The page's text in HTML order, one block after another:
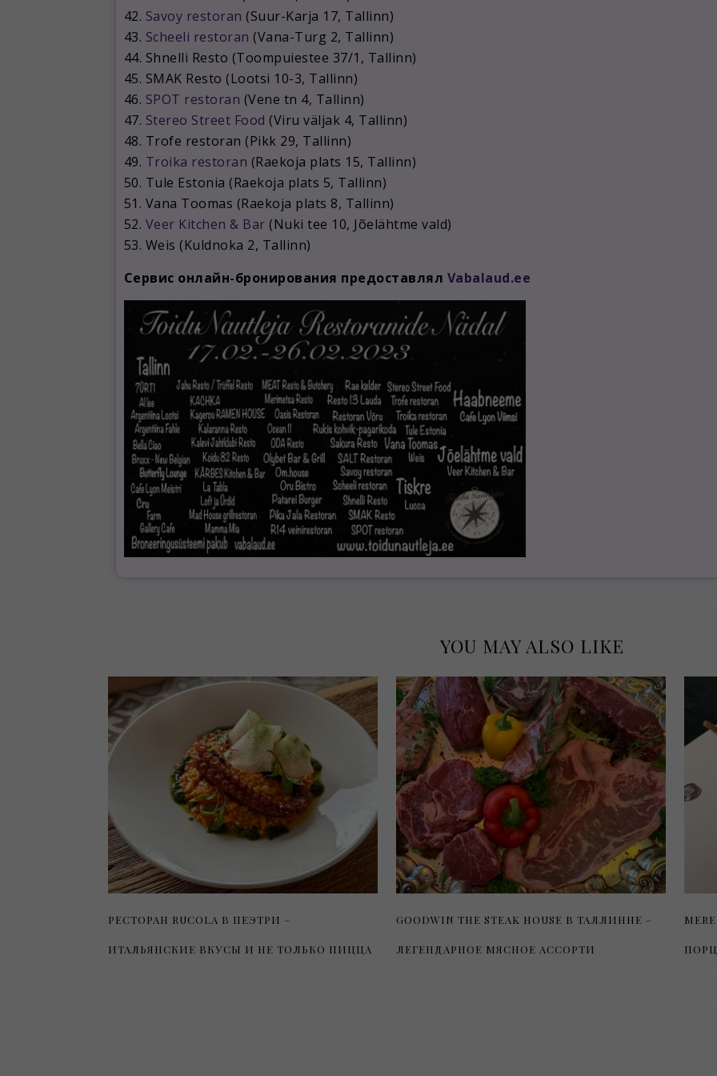
42. Savoy restoran (Suur-Karja 17, Tallinn)
43. Scheeli restoran (Vana-Turg 2, Tallinn)
44. Shnelli Resto (Toompuiestee 37/1, Tallinn)
45. SMAK Resto (Lootsi 10-3, Tallinn)
46. SPOT restoran (Vene tn 4, Tallinn)
47. Stereo Street Food (Viru väljak 4, Tallinn)
48. Trofe restoran (Pikk 29, Tallinn)
49. Troika restoran (Raekoja plats 15, Tallinn)
50. Tule Estonia (Raekoja plats 5, Tallinn)
51. Vana Toomas (Raekoja plats 8, Tallinn)
52. Veer Kitchen & Bar (Nuki tee 10, Jõelähtme vald)
53. Weis (Kuldnoka 2, Tallinn)
Сервис онлайн-бронирования предоставлял Vabalaud.ee
YOU MAY ALSO LIKE
РЕСТОРАН RUCOLA В ПЕЭТРИ –
ИТАЛЬЯНСКИЕ ВКУСЫ И НЕ ТОЛЬКО ПИЦЦА
GOODWIN THE STEAK HOUSE В ТАЛЛИННЕ –
ЛЕГЕНДАРНОЕ МЯСНОЕ АССОРТИ